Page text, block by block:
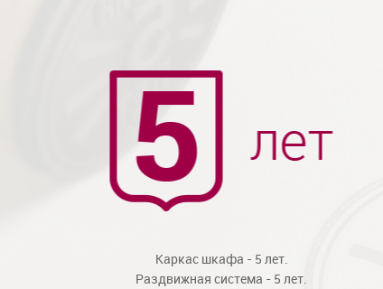
Каркас шкафа - 5 лет.
Раздвижная система - 5 лет.